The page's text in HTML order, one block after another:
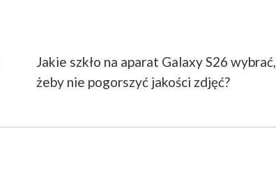
Jakie szkło na aparat Galaxy S26 wybrać,
żeby nie pogorszyć jakości zdjęć?